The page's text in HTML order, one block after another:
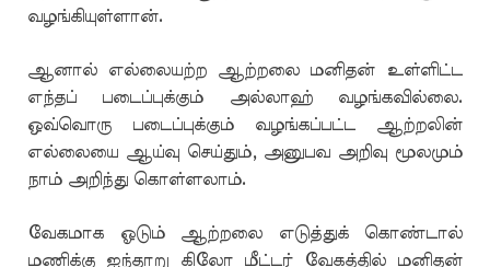
வழங்கியுள்ளான்.
ஆனால் எல்லையற்ற ஆற்றலை மனிதன் உள்ளிட்ட
எந்தப் படைப்புக்கும் அல்லாஹ் வழங்கவில்லை.
ஒவ்வொரு படைப்புக்கும் வழங்கப்பட்ட ஆற்றலின்
எல்லையை ஆய்வு செய்தும், அனுபவ அறிவு மூலமும்
நாம் அறிந்து கொள்ளலாம்.
வேகமாக ஓடும் ஆற்றலை எடுத்துக் கொண்டால்
மணிக்கு ஐந்தாறு கிலோ மீட்டர் வேகத்தில் மனிதன்